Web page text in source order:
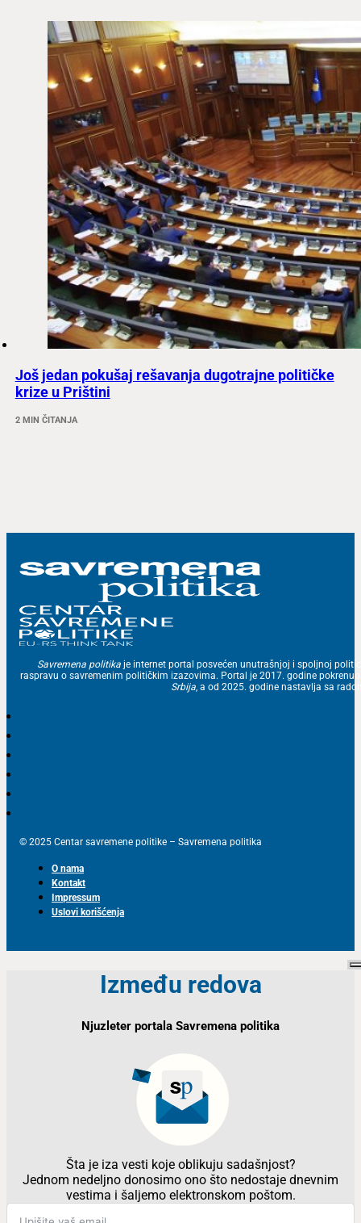
Još jedan pokušaj rešavanja dugotrajne političke
krize u Prištini
2 MIN ČITANJA
Savremena politika je internet portal posvećen unutrašnjoj i spoljnoj
raspravu o savremenim političkim izazovima. Portal je 2017. godine
Srbija, a od 2025. godine nastavlja sa
© 2025 Centar savremene politike – Savremena politika
O nama
Kontakt
Impressum
Uslovi korišćenja
Između redova
Njuzleter portala Savremena politika
Šta je iza vesti koje oblikuju sadašnjost?
Jednom nedeljno donosimo ono što nedostaje dnevnim
vestima i šaljemo elektronskom poštom.